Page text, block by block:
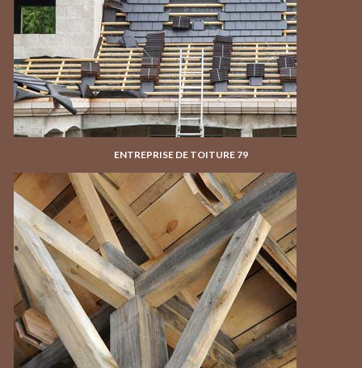
ENTREPRISE DE TOITURE 79